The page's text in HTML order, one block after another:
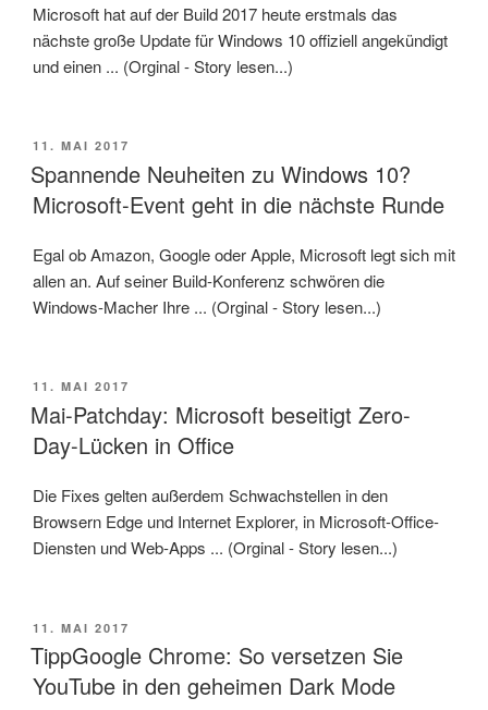
Microsoft hat auf der Build 2017 heute erstmals das
nächste große Update für Windows 10 offiziell angekündigt
und einen ... (Orginal - Story lesen...)
VERÖFFENTLICHT
AM
11. MAI 2017
Spannende Neuheiten zu Windows 10?
Microsoft-Event geht in die nächste Runde
Egal ob Amazon, Google oder Apple, Microsoft legt sich mit
allen an. Auf seiner Build-Konferenz schwören die
Windows-Macher Ihre ... (Orginal - Story lesen...)
VERÖFFENTLICHT
AM
11. MAI 2017
Mai-Patchday: Microsoft beseitigt Zero-
Day-Lücken in Office
Die Fixes gelten außerdem Schwachstellen in den
Browsern Edge und Internet Explorer, in Microsoft-Office-
Diensten und Web-Apps ... (Orginal - Story lesen...)
VERÖFFENTLICHT
AM
11. MAI 2017
TippGoogle Chrome: So versetzen Sie
YouTube in den geheimen Dark Mode